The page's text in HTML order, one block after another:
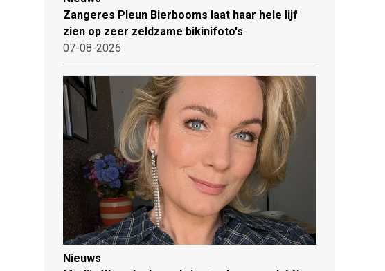
Zangeres Pleun Bierbooms laat haar hele lijf
zien op zeer zeldzame bikinifoto's
07-08-2026
Nieuws